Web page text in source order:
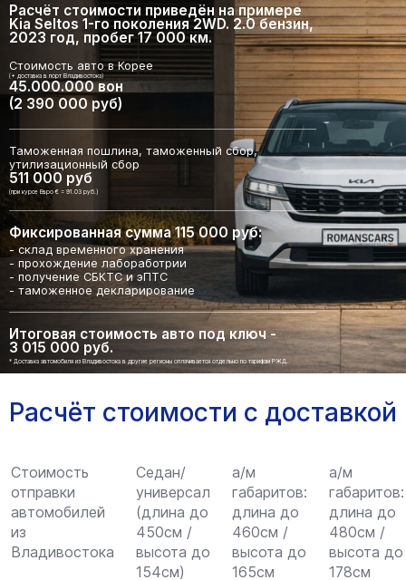
Расчёт стоимости приведён на примере
Kia Seltos 1-го поколения 2WD. 2.0 бензин,
2023 год, пробег 17 000 км.
Стоимость авто в Корее
(+ доставка в порт Владивостока)
45.000.000 вон
(2 390 000 руб)
Таможенная пошлина, таможенный сбор,
утилизационный сбор
511 000 руб
(при курсе Евро € = 91.03 руб.)
Фиксированная сумма 115 000 руб:
- склад временного хранения
- прохождение лабоработрии
- получение СБКТС и эПТС
- таможенное декларирование
Итоговая стоимость авто под ключ -
3 015 000 руб.
* Доставка автомобиля из Владивостока в другие регионы оплачивается отдельно по тарифам РЖД.
Расчёт стоимости с доставкой
Стоимость
отправки
автомобилей
из
Владивостока
Седан/
универсал
(длина до
450см /
высота до
154см)
а/м
габаритов:
длина до
460см /
высота до
165см
а/м
габаритов:
длина до
480см /
высота до
178см